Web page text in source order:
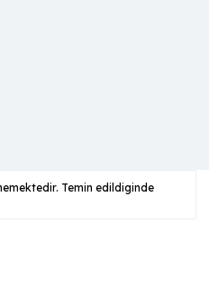
Temin edildiginde